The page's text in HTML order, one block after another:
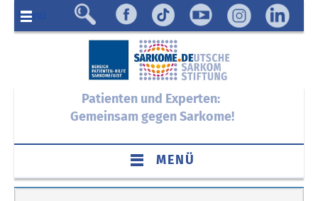
Menü
Patienten und Experten:
Gemeinsam gegen Sarkome!
MENÜ